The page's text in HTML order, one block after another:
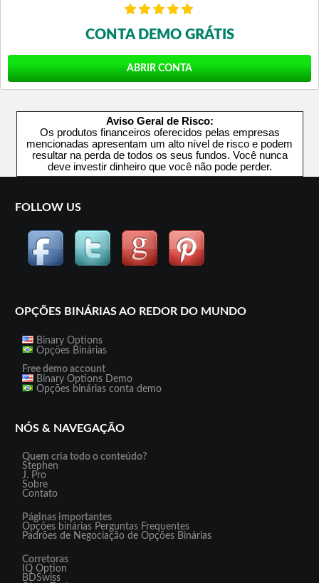
CONTA DEMO GRÁTIS
ABRIR CONTA
Aviso Geral de Risco:
Os produtos financeiros oferecidos pelas empresas
mencionadas apresentam um alto nível de risco e podem
resultar na perda de todos os seus fundos. Você nunca
deve investir dinheiro que você não pode perder.
FOLLOW US
OPÇÕES BINÁRIAS AO REDOR DO MUNDO
Binary Options
Opções Binárias
Free demo account
Binary Options Demo
Opções binárias conta demo
NÓS & NAVEGAÇÃO
Quem cria todo o conteúdo?
Stephen
J. Pro
Sobre
Contato
Páginas importantes
Opções binárias Perguntas Frequentes
Padrões de Negociação de Opções Binárias
Corretoras
IQ Option
BDSwiss